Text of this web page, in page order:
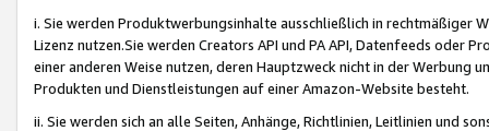
i. Sie werden Produktwerbungsinhalte ausschließlich in rechtmäßiger
Lizenz nutzen.Sie werden Creators API und PA API, Datenfeeds oder
einer anderen Weise nutzen, deren Hauptzweck nicht in der Werbung
Produkten und Dienstleistungen auf einer Amazon-Website besteht.
ii. Sie werden sich an alle Seiten, Anhänge, Richtlinien, Leitlinien und